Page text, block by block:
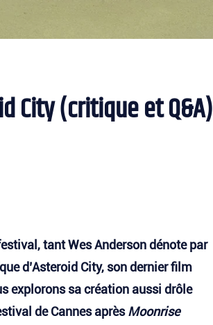
City (critique et Q&A)
tant Wes Anderson dénote par
d’Asteroid City, son dernier film
explorons sa création aussi drôle
de Cannes aprèsMoonrise